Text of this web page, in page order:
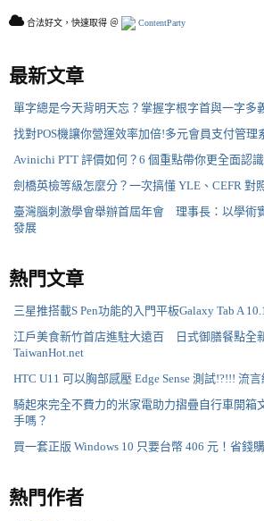
合法好文，快速取得 ＠ ContentParty
最新文章
單字總是今天背明天忘？掌握字根字首與一字多
找對POS機讓你營運效率加倍!多元會員支付管理
Avinichi PTT 評價如何？6 個重點帶你更全面認
劍橋英檢等級怎麼分？一次搞懂 YLE、CEFR 對
臺灣腦刺激學會舉辦首屆年會 理事長：以學術
發展
熱門文章
三星推搭載S Pen功能的入門平板Galaxy Tab A 10.1
江戶美食新竹首店進駐大遠百 日式御膳餐點全
TaiwanHot.net
HTC U11 可以胸部感壓 Edge Sense 測試!?!!! 流
騎起來完全不費力的米家電助力摺疊自行車開箱
手嗎？
買一套正版 Windows 10 只要台幣 406 元！省錢
熱門作者